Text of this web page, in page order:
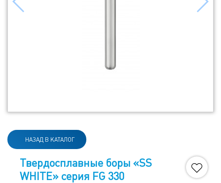
НАЗАД В КАТАЛОГ
Твердосплавные боры «SS
WHITE» серия FG 330